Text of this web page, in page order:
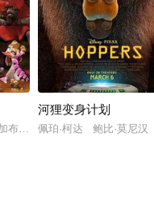
布里埃尔·尤尼恩 斯蒂芬·库
河狸变身计划
佩珀·柯达 鲍比·莫尼